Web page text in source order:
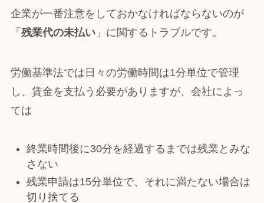
企業が一番注意をしておかなければならないのが
「 残業代の未払い」に関するトラブルです。
労働基準法では日々の労働時間は1分単位で管理
し、賃金を支払う必要がありますが、会社によっ
ては
終業時間後に30分を経過するまでは残業とみな
さない
残業申請は15分単位で、それに満たない場合は
切り捨てる